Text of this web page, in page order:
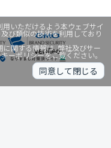
用いただけるよう本ウェブサイ
及び類似の技術を利用しており
関する情報は、弊社及びサー
ーポリシーをご覧ください。
同意して閉じる